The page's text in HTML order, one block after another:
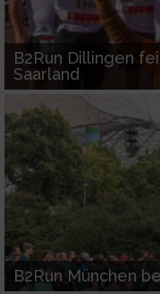
B2Run Dillingen
Saarland
B2Run München